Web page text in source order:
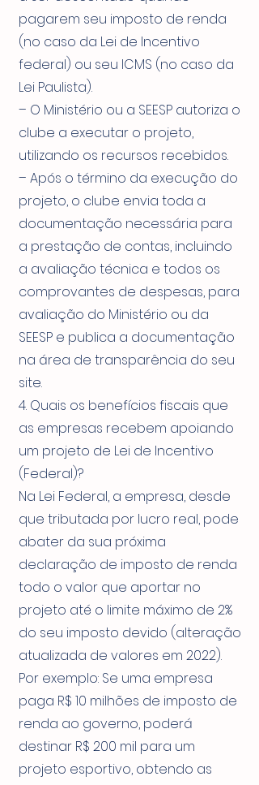
pagarem seu imposto de renda
(no caso da Lei de Incentivo
federal) ou seu ICMS (no caso da
Lei Paulista).
– O Ministério ou a SEESP autoriza o
clube a executar o projeto,
utilizando os recursos recebidos.
– Após o término da execução do
projeto, o clube envia toda a
documentação necessária para
a prestação de contas, incluindo
a avaliação técnica e todos os
comprovantes de despesas, para
avaliação do Ministério ou da
SEESP e publica a documentação
na área de transparência do seu
site.
4. Quais os benefícios fiscais que
as empresas recebem apoiando
um projeto de Lei de Incentivo
(Federal)?
Na Lei Federal, a empresa, desde
que tributada por lucro real, pode
abater da sua próxima
declaração de imposto de renda
todo o valor que aportar no
projeto até o limite máximo de 2%
do seu imposto devido (alteração
atualizada de valores em 2022).
Por exemplo: Se uma empresa
paga R$ 10 milhões de imposto de
renda ao governo, poderá
destinar R$ 200 mil para um
projeto esportivo, obtendo as